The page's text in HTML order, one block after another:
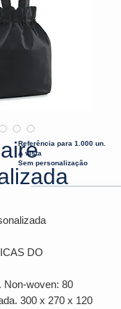
DO
Non-woven: 80
300 x 270 x 120
Referência para 1.000 un.
À vista
Sem personalização